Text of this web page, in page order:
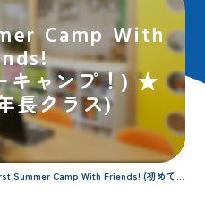
Camp With
キャンプ！) ★
長クラス)
Camp With Friends! (初めてのサマーキャンプ！) ★ Kindy 3 (年長クラス)